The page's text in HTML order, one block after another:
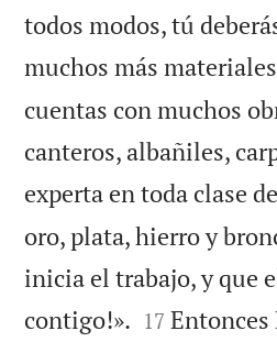
todos modos, tú
muchos más
cuentas con muchos
canteros, albañiles,
experta en toda clase
oro, plata, hierro y
inicia el trabajo, y que
contigo!». 

17 Entonces